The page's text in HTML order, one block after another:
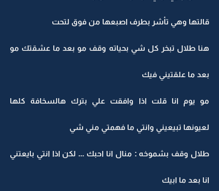
قالتها وهي تأشر بطرف اصبعها من فوق لتحت
هنا طلال تبخر كل شي بحياته وقف مو بعد ما عشقتك مو
بعد ما علقتيني فيك
مو يوم انا قلت اذا وافقت علي بترك هالسخافة كلها
لعيونها تبيعيني وانتي ما فهمتي مني شي
طلال وقف بشموخه : منال انا احبك ... لكن اذا انتي بايعتني
انا بعد ما ابيك